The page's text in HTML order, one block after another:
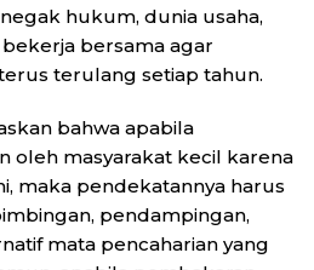
hukum, dunia usaha,
bersama agar
terulang setiap tahun.
bahwa apabila
oleh masyarakat kecil karena
maka pendekatannya harus
pendampingan,
mata pencaharian yang